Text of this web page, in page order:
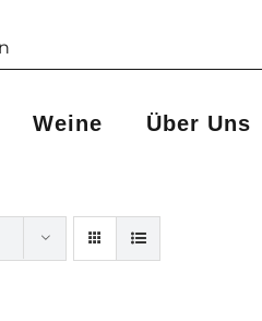
Weine Über Uns